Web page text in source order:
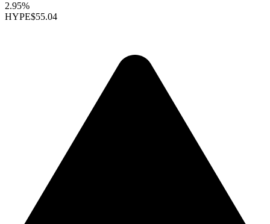
2.95%
HYPE$55.04